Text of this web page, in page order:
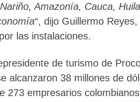
Amazonía, Cauca,
“, dijo Guillermo
las instalaciones.
de turismo de
alcanzaron 38 millones de
273 empresarios